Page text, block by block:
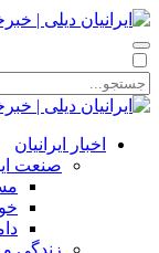
اخبار ایرانیان
صنعت
زندگی و